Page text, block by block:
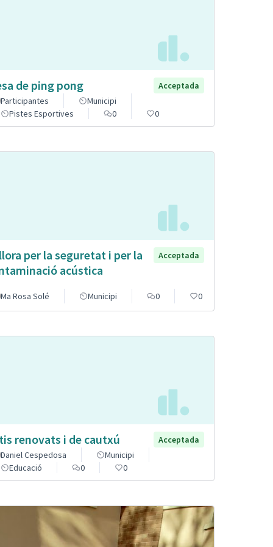
de ping pong
Acceptada
Participantes
Municipi
Pistes Esportives
0 0
per la seguretat i per la
acústica
Acceptada
Ma Rosa Solé Municipi 0 0
renovats i de cautxú
Acceptada
Daniel Cespedosa
Municipi
Educació
0 0